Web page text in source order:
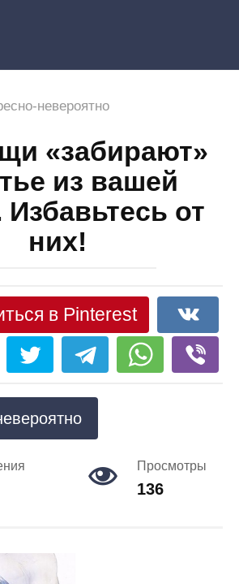
невероятно
«забирают»
из вашей
от
них!
в Pinterest
Просмотры
136